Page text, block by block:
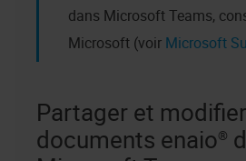
dans Microsoft Teams,
Microsoft (voir Microsoft
Partager et
documents enaio®